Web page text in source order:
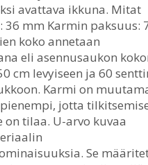
avattava ikkuna. Mitat
36 mm Karmin paksuus:
koko annetaan
eli asennusaukon
cm levyiseen ja 60
Karmi on
jotta
tilaa. U-arvo kuvaa
Se